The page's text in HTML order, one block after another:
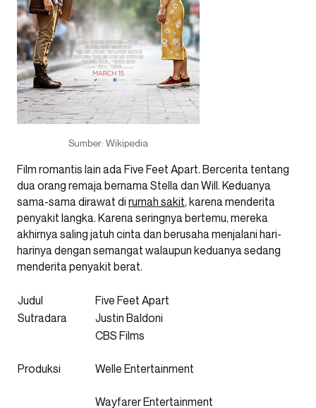
Sumber: Wikipedia
Film romantis lain ada Five Feet Apart. Bercerita tentang
dua orang remaja bernama Stella dan Will. Keduanya
sama-sama dirawat di rumah sakit, karena menderita
penyakit langka. Karena seringnya bertemu, mereka
akhirnya saling jatuh cinta dan berusaha menjalani hari-
harinya dengan semangat walaupun keduanya sedang
menderita penyakit berat.
Judul
Five Feet Apart
Sutradara
Justin Baldoni
Produksi
CBS Films
Welle Entertainment
Wayfarer Entertainment